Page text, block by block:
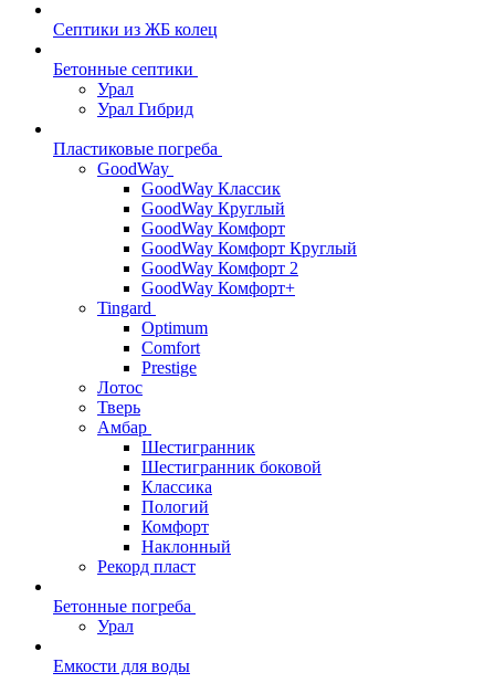
Септики из ЖБ колец
Бетонные септики
Урал
Урал Гибрид
Пластиковые погреба
GoodWay
GoodWay Классик
GoodWay Круглый
GoodWay Комфорт
GoodWay Комфорт Круглый
GoodWay Комфорт 2
GoodWay Комфорт+
Tingard
Optimum
Comfort
Prestige
Лотос
Тверь
Амбар
Шестигранник
Шестигранник боковой
Классика
Пологий
Комфорт
Наклонный
Рекорд пласт
Бетонные погреба
Урал
Емкости для воды